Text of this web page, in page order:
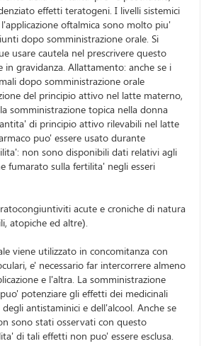
effetti teratogeni. I livelli sistemici
oftalmica sono molto piu'
dopo somministrazione orale. Si
usare cautela nel prescrivere questo
in gravidanza. Allattamento: anche se i
dopo somministrazione orale
del principio attivo nel latte materno,
somministrazione topica nella donna
di principio attivo rilevabili nel latte
puo' essere usato durante
non sono disponibili dati relativi agli
fumarato sulla fertilita' negli esseri
acute e croniche di natura
atopiche ed altre).
viene utilizzato in concomitanza con
e' necessario far intercorrere almeno
e l'altra. La somministrazione
potenziare gli effetti dei medicinali
degli antistaminici e dell'alcool. Anche se
sono stati osservati con questo
di tali effetti non puo' essere esclusa.